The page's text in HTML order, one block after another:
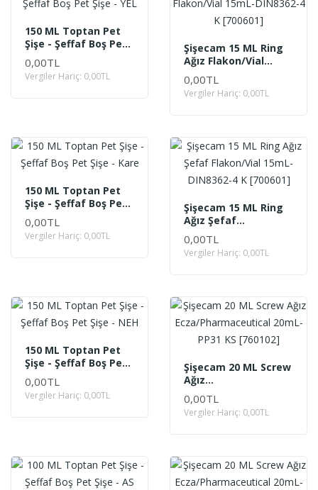
150 ML Toptan Pet
Şişe - Şeffaf Boş Pet
Şişe - YEL
0,00TL
Vergiler Hariç: 0,00TL
Şişecam 15 ML Ring
Ağız Flakon/Vial
15mL-DIN8362-4 K
[700601]
0,00TL
Vergiler Hariç: 0,00TL
150 ML Toptan Pet
Şişe - Şeffaf Boş Pet
Şişe - Kare
0,00TL
Vergiler Hariç: 0,00TL
Şişecam 15 ML Ring
Ağız Şefaf
Flakon/Vial 15mL-
DIN8362-4 K [700601]
0,00TL
Vergiler Hariç: 0,00TL
150 ML Toptan Pet
Şişe - Şeffaf Boş Pet
Şişe - NEH
0,00TL
Vergiler Hariç: 0,00TL
Şişecam 20 ML Screw
Ağız
Ecza/Pharmaceutical
20mL- PP31 KS
[760102]
0,00TL
Vergiler Hariç: 0,00TL